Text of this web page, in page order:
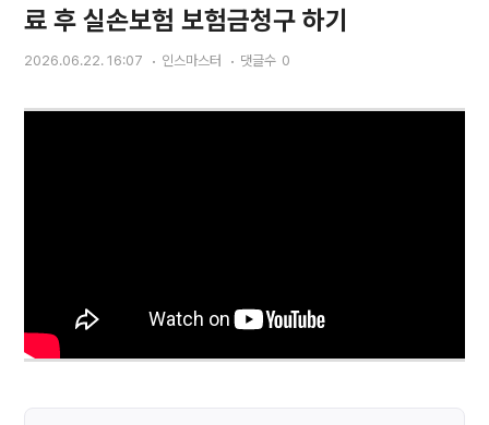
료 후 실손보험 보험금청구 하기
2026.06.22. 16:07 인스마스터 댓글수 0